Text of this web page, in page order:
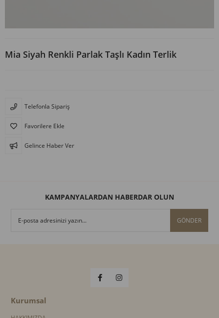
Mia Siyah Renkli Parlak Taşlı Kadın Terlik
Telefonla Sipariş
Favorilere Ekle
Gelince Haber Ver
KAMPANYALARDAN HABERDAR OLUN
GÖNDER
Kurumsal